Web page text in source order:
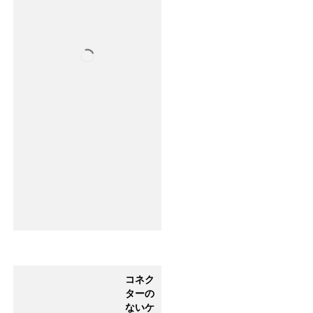
コネク
ターの
ないケ